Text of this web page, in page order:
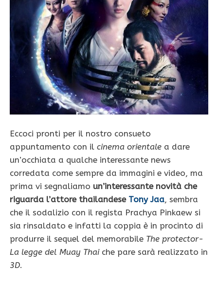
Eccoci pronti per il nostro consueto
appuntamento con il cinema orientale a dare
un’occhiata a qualche interessante news
corredata come sempre da immagini e video, ma
prima vi segnaliamo un’interessante novità che
riguarda l’attore thailandese Tony Jaa, sembra
che il sodalizio con il regista Prachya Pinkaew si
sia rinsaldato e infatti la coppia è in procinto di
produrre il sequel del memorabile The protector-
La legge del Muay Thaiche pare sarà realizzato in
3D.